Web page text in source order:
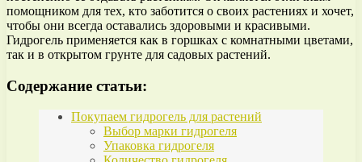
помощником для тех, кто заботится о своих растениях и хочет,
чтобы они всегда оставались здоровыми и красивыми.
Гидрогель применяется как в горшках с комнатными цветами,
так и в открытом грунте для садовых растений.
Содержание статьи:
Покупаем гидрогель для растений
Выбор марки гидрогеля
Упаковка гидрогеля